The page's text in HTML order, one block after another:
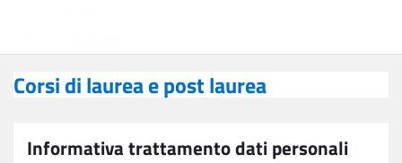
Corsi di laurea e post laurea
Informativa trattamento dati personali